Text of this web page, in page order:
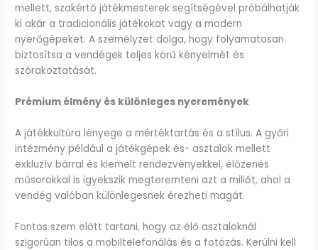
mellett, szakértő játékmesterek segítségével próbálhatják
ki akár a tradicionális játékokat vagy a modern
nyerőgépeket. A személyzet dolga, hogy folyamatosan
biztosítsa a vendégek teljes körű kényelmét és
szórakoztatását.
Prémium élmény és különleges nyeremények
A játékkultúra lényege a mértéktartás és a stílus. A győri
intézmény például a játékgépek és- asztalok mellett
exkluzív bárral és kiemelt rendezvényekkel, élőzenés
műsorokkal is igyekszik megteremteni azt a miliőt, ahol a
vendég valóban különlegesnek érezheti magát.
Fontos szem előtt tartani, hogy az élő asztaloknál
szigorúan tilos a mobiltelefonálás és a fotózás. Kerülni kell